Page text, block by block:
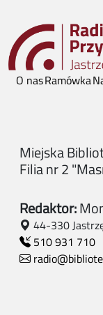
O nasRamówka
Miejska
Filia nr 2
Redaktor:
44-330
510 931 710